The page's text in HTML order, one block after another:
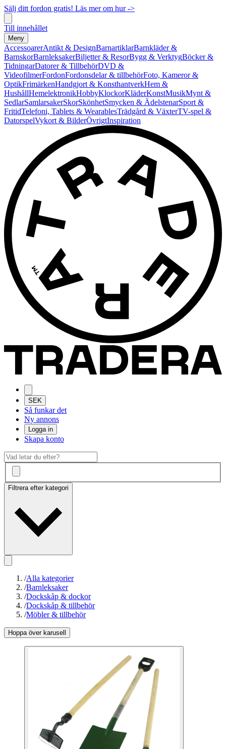
Sälj ditt fordon gratis! Läs mer om hur ->
Till innehållet
Meny
AccessoarerAntikt & DesignBarnartiklarBarnkläder &
BarnskorBarnleksakerBiljetter & ResorBygg & VerktygBöcker &
TidningarDatorer & TillbehörDVD &
VideofilmerFordonFordonsdelar & tillbehörFoto, Kameror &
OptikFrimärkenHandgjort & KonsthantverkHem &
HushållHemelektronikHobbyKlockorKläderKonstMusikMynt &
SedlarSamlarsakerSkorSkönhetSmycken & ÄdelstenarSport &
FritidTelefoni, Tablets & WearablesTrädgård & VäxterTV-spel &
DatorspelVykort & BilderÖvrigtInspiration
SEK
Så funkar det
Ny annons
Logga in
Skapa konto
Filtrera efter kategori
/Alla kategorier
/Barnleksaker
/Dockskåp & dockor
/Dockskåp & tillbehör
/Möbler & tillbehör
Hoppa över karusell